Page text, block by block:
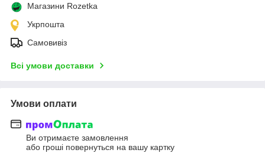
Магазини Rozetka
Укрпошта
Самовивіз
Всі умови доставки
Умови оплати
Ви отримаєте замовлення
або гроші повернуться на вашу картку